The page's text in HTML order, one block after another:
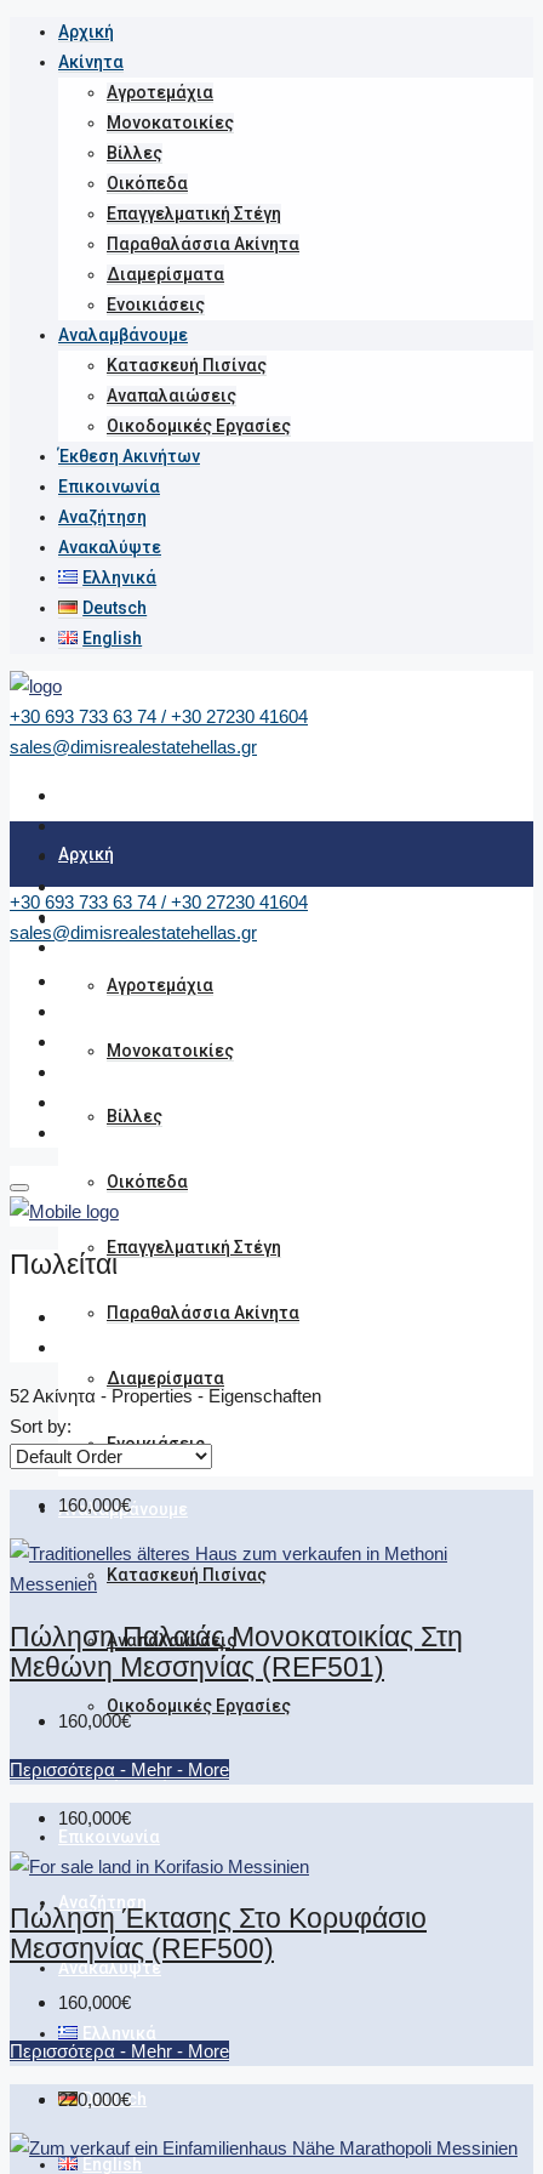
Αρχική
Ακίνητα
Αγροτεμάχια
Μονοκατοικίες
Βίλλες
Οικόπεδα
Επαγγελματική Στέγη
Παραθαλάσσια Ακίνητα
Διαμερίσματα
Ενοικιάσεις
Αναλαμβάνουμε
Κατασκευή Πισίνας
Αναπαλαιώσεις
Οικοδομικές Εργασίες
Έκθεση Ακινήτων
Επικοινωνία
Αναζήτηση
Ανακαλύψτε
Ελληνικά
Deutsch
English
+30 693 733 63 74 / +30 27230 41604
sales@dimisrealestatehellas.gr
Αρχική
Αγροτεμάχια
Μονοκατοικίες
Βίλλες
Οικόπεδα
Επαγγελματική Στέγη
Παραθαλάσσια Ακίνητα
Διαμερίσματα
Ενοικιάσεις
Αναλαμβάνουμε
Κατασκευή Πισίνας
Αναπαλαιώσεις
Οικοδομικές Εργασίες
Έκθεση Ακινήτων
Επικοινωνία
Αναζήτηση
Ανακαλύψτε
Ελληνικά
Deutsch
English
+30 693 733 63 74 / +30 27230 41604
sales@dimisrealestatehellas.gr
Πωλείται
52 Ακίνητα - Properties - Eigenschaften
Sort by:
160,000€
Πώληση Παλαιάς Μονοκατοικίας Στη
Μεθώνη Μεσσηνίας (REF501)
160,000€
Περισσότερα - Mehr - More
160,000€
Πώληση Έκτασης Στο Κορυφάσιο
Μεσσηνίας (REF500)
160,000€
Περισσότερα - Mehr - More
220,000€